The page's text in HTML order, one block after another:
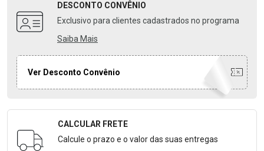
DESCONTO CONVÊNIO
Exclusivo para clientes cadastrados no programa
Saiba Mais
Ver Desconto Convênio
Formulário para Calcular o Frete
CALCULAR FRETE
Calcule o prazo e o valor das suas entregas